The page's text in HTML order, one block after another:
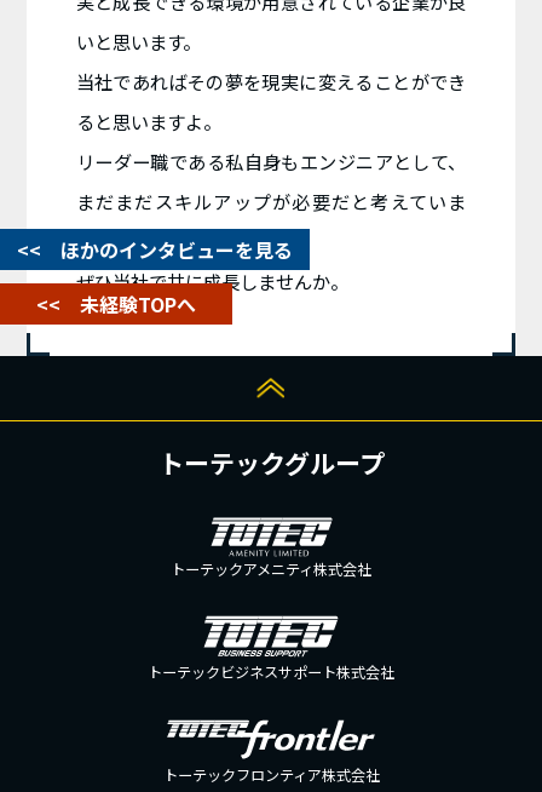
いと思います。
当社であればその夢を現実に変えることができ
ると思いますよ。
リーダー職である私自身もエンジニアとして、
まだまだスキルアップが必要だと考えていま
す。
ぜひ当社で共に成長しませんか。
<< ほかのインタビューを見る
<< 未経験TOPへ
トーテックグループ
トーテックアメニティ株式会社
トーテックビジネスサポート株式会社
トーテックフロンティア株式会社